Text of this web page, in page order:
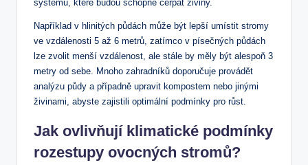
systémů, které budou schopné čerpat živiny.
Například v hlinitých půdách může být lepší umístit stromy
ve vzdálenosti 5 až 6 metrů, zatímco v písečných půdách
lze zvolit menší vzdálenost, ale stále by měly být alespoň 3
metry od sebe. Mnoho zahradníků doporučuje provádět
analýzu půdy a případně upravit kompostem nebo jinými
živinami, abyste zajistili optimální podmínky pro růst.
Jak ovlivňují klimatické podmínky
rozestupy ovocných stromů?